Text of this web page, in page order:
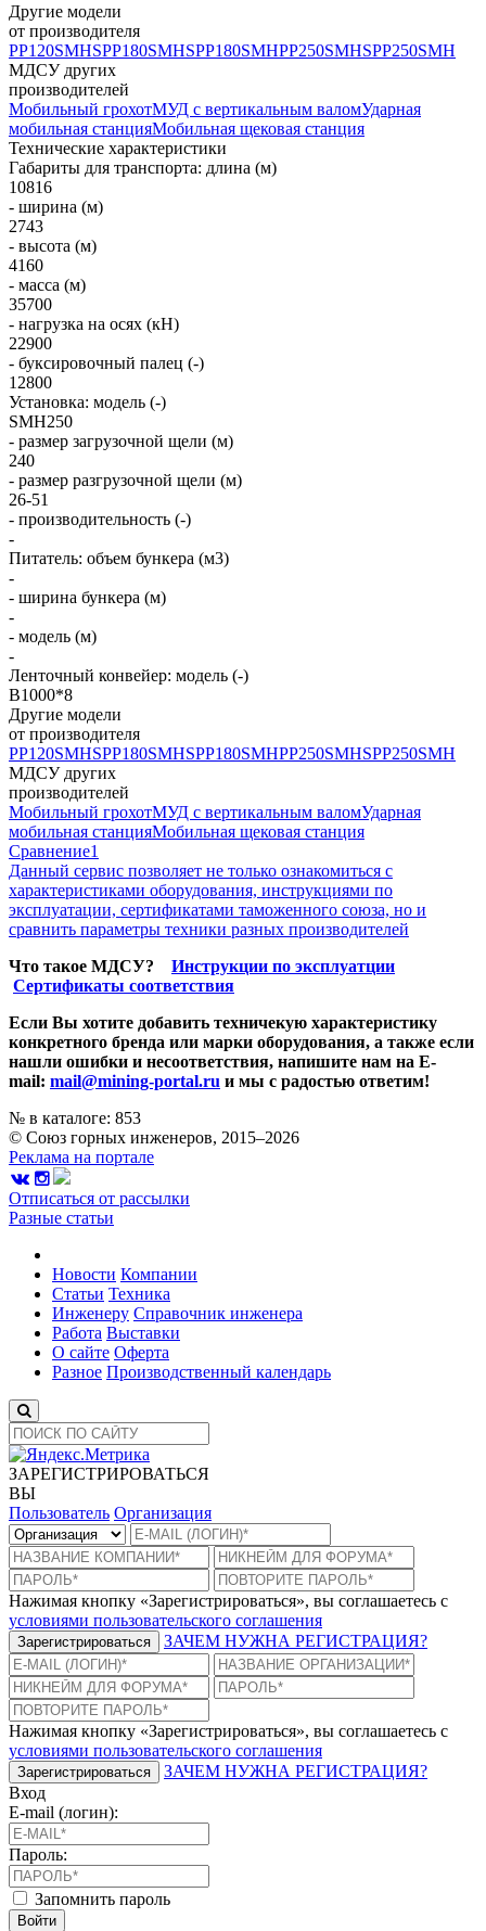
Другие модели
от производителя
PP120SMHSPP180SMHSPP180SMHPP250SMHSPP250SMH
МДСУ других
производителей
Мобильный грохотМУД с вертикальным валомУдарная
мобильная станцияМобильная щековая станция
Технические характеристики
Габариты для транспорта: длина (м)
10816
- ширина (м)
2743
- высота (м)
4160
- масса (м)
35700
- нагрузка на осях (кН)
22900
- буксировочный палец (-)
12800
Установка: модель (-)
SMH250
- размер загрузочной щели (м)
240
- размер разгрузочной щели (м)
26-51
- производительность (-)
-
Питатель: объем бункера (м3)
-
- ширина бункера (м)
-
- модель (м)
-
Ленточный конвейер: модель (-)
B1000*8
Другие модели
от производителя
PP120SMHSPP180SMHSPP180SMHPP250SMHSPP250SMH
МДСУ других
производителей
Мобильный грохотМУД с вертикальным валомУдарная
мобильная станцияМобильная щековая станция
Сравнение1
Данный сервис позволяет не только ознакомиться с
характеристиками оборудования, инструкциями по
эксплуатации, сертификатами таможенного союза, но и
сравнить параметры техники разных производителей
Что такое МДСУ? Инструкции по эксплуатции
Сертификаты соответствия
Если Вы хотите добавить техничекую характеристику
конкретного бренда или марки оборудования, а также если
нашли ошибки и несоответствия, напишите нам на E-
mail: mail@mining-portal.ru и мы с радостью ответим!
№ в каталоге: 853
© Союз горных инженеров, 2015–2026
Реклама на портале
Отписаться от рассылки
Разные статьи
Новости Компании
Статьи Техника
Инженеру Справочник инженера
Работа Выставки
О сайте Оферта
Разное Производственный календарь
ЗАРЕГИСТРИРОВАТЬСЯ
ВЫ
Пользователь Организация
Нажимая кнопку «Зарегистрироваться», вы соглашаетесь с
условиями пользовательского соглашения
Зарегистрироваться ЗАЧЕМ НУЖНА РЕГИСТРАЦИЯ?
Нажимая кнопку «Зарегистрироваться», вы соглашаетесь с
условиями пользовательского соглашения
Зарегистрироваться
ЗАЧЕМ НУЖНА РЕГИСТРАЦИЯ?
Вход
E-mail (логин):
Пароль:
Запомнить пароль
Войти